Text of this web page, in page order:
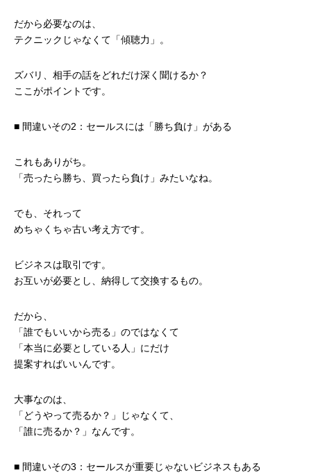
だから必要なのは、
テクニックじゃなくて「傾聴力」。
ズバリ、相手の話をどれだけ深く聞けるか？
ここがポイントです。
■ 間違いその2：セールスには「勝ち負け」がある
これもありがち。
「売ったら勝ち、買ったら負け」みたいなね。
でも、それって
めちゃくちゃ古い考え方です。
ビジネスは取引です。
お互いが必要とし、納得して交換するもの。
だから、
「誰でもいいから売る」のではなくて
「本当に必要としている人」にだけ
提案すればいいんです。
大事なのは、
「どうやって売るか？」じゃなくて、
「誰に売るか？」なんです。
■ 間違いその3：セールスが重要じゃないビジネスもある